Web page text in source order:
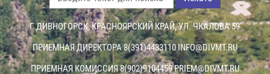
Г. ДИВНОГОРСК, КРАСНОЯРСКИЙ КРАЙ, УЛ. ЧКАЛОВА 59
ПРИЕМНАЯ ДИРЕКТОРА 8(391)4433110INFO@DIVMT.RU
ПРИЕМНАЯ КОМИССИЯ 8(902)9104459PRIEM@DIVMT.RU